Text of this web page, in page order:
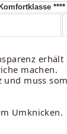
Komfortklasse ****
machen.
muss
Umknicken.